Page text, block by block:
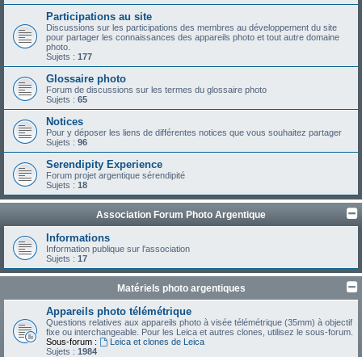
Participations au site
Discussions sur les participations des membres au développement du site
pour partager les connaissances des appareils photo et tout autre domaine
photo.
Sujets : 177
Glossaire photo
Forum de discussions sur les termes du glossaire photo
Sujets : 65
Notices
Pour y déposer les liens de différentes notices que vous souhaitez partager
Sujets : 96
Serendipity Experience
Forum projet argentique sérendipité
Sujets : 18
Association Forum Photo Argentique
Informations
Information publique sur l'association
Sujets : 17
Matériels photo argentiques
Appareils photo télémétrique
Questions relatives aux appareils photo à visée télémétrique (35mm) à objectif
fixe ou interchangeable. Pour les Leica et autres clones, utilisez le sous-forum.
Sous-forum :
Leica et clones de Leica
Sujets : 1984